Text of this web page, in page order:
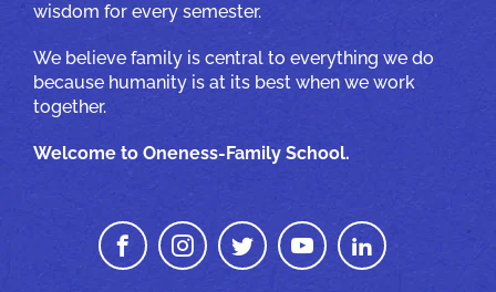
wisdom for every semester.
We believe family is central to everything we do
because humanity is at its best when we work
together.
Welcome to Oneness-Family School.